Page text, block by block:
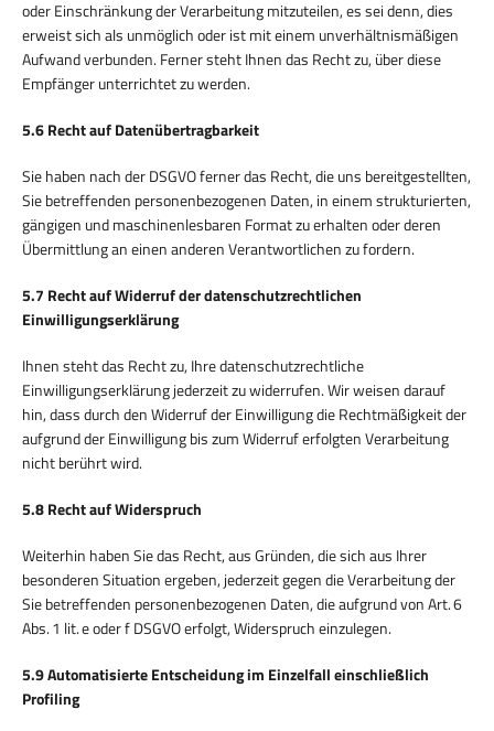
oder Einschränkung der Verarbeitung mitzuteilen, es sei denn, dies
erweist sich als unmöglich oder ist mit einem unverhältnismäßigen
Aufwand verbunden. Ferner steht Ihnen das Recht zu, über diese
Empfänger unterrichtet zu werden.
5.6 Recht auf Datenübertragbarkeit
Sie haben nach der DSGVO ferner das Recht, die uns bereitgestellten,
Sie betreffenden personenbezogenen Daten, in einem strukturierten,
gängigen und maschinenlesbaren Format zu erhalten oder deren
Übermittlung an einen anderen Verantwortlichen zu fordern.
5.7 Recht auf Widerruf der datenschutzrechtlichen
Einwilligungserklärung
Ihnen steht das Recht zu, Ihre datenschutzrechtliche
Einwilligungserklärung jederzeit zu widerrufen. Wir weisen darauf
hin, dass durch den Widerruf der Einwilligung die Rechtmäßigkeit der
aufgrund der Einwilligung bis zum Widerruf erfolgten Verarbeitung
nicht berührt wird.
5.8 Recht auf Widerspruch
Weiterhin haben Sie das Recht, aus Gründen, die sich aus Ihrer
besonderen Situation ergeben, jederzeit gegen die Verarbeitung der
Sie betreffenden personenbezogenen Daten, die aufgrund von Art. 6
Abs. 1 lit. e oder f DSGVO erfolgt, Widerspruch einzulegen.
5.9 Automatisierte Entscheidung im Einzelfall einschließlich
Profiling